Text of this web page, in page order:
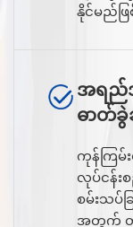
နိုင်မည်ဖ
အရည်
ဓာတ်ခွဲ
ကုန်ကြမ်
လုပ်ငန်း
စမ်းသပ်
အတွက် တ